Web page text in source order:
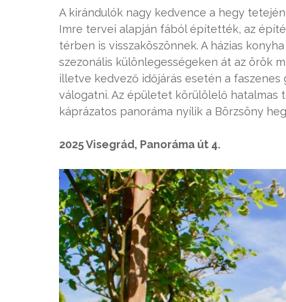
A kirándulók nagy kedvence a hegy
Imre tervei alapján fából építették, az
térben is visszaköszönnek. A házias
szezonális különlegességeken át az örök
illetve kedvező időjárás esetén a
válogatni. Az épületet körülölelő hatalmas
káprázatos panoráma nyílik a Börzsöny
2025 Visegrád, Panoráma út 4.